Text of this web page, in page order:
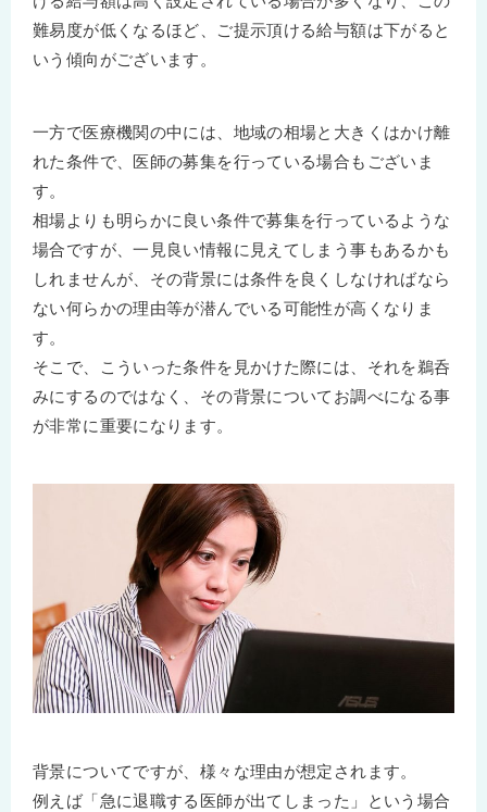
難易度が低くなるほど、ご提示頂ける給与額は下がると
いう傾向がございます。
一方で医療機関の中には、地域の相場と大きくはかけ離
れた条件で、医師の募集を行っている場合もございま
す。
相場よりも明らかに良い条件で募集を行っているような
場合ですが、一見良い情報に見えてしまう事もあるかも
しれませんが、その背景には条件を良くしなければなら
ない何らかの理由等が潜んでいる可能性が高くなりま
す。
そこで、こういった条件を見かけた際には、それを鵜呑
みにするのではなく、その背景についてお調べになる事
が非常に重要になります。
背景についてですが、様々な理由が想定されます。
例えば「急に退職する医師が出てしまった」という場合